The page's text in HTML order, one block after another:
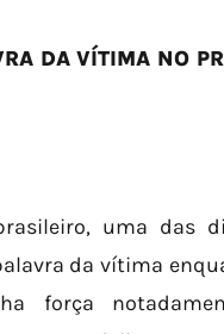
DA VÍTIMA NO
uma das
da vítima
força